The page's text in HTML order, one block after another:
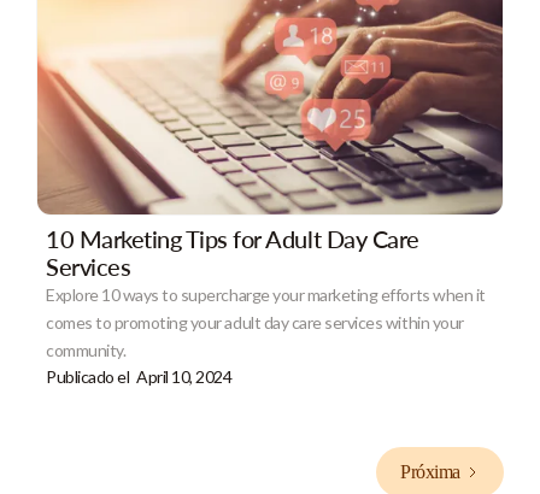
10 Marketing Tips for Adult Day Care
Services
Explore 10 ways to supercharge your marketing efforts when it
comes to promoting your adult day care services within your
community.
Publicado el April 10, 2024
Próxima